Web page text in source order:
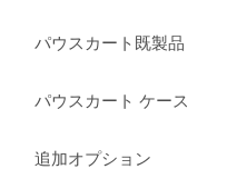
パウスカート既製品
パウスカート ケース
追加オプション